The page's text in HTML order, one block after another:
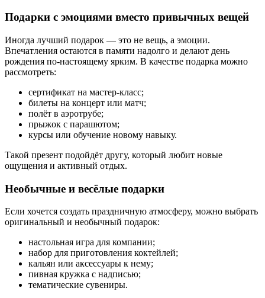
Подарки с эмоциями вместо привычных вещей
Иногда лучший подарок — это не вещь, а эмоции.
Впечатления остаются в памяти надолго и делают день
рождения по-настоящему ярким. В качестве подарка можно
рассмотреть:
сертификат на мастер-класс;
билеты на концерт или матч;
полёт в аэротрубе;
прыжок с парашютом;
курсы или обучение новому навыку.
Такой презент подойдёт другу, который любит новые
ощущения и активный отдых.
Необычные и весёлые подарки
Если хочется создать праздничную атмосферу, можно выбрать
оригинальный и необычный подарок:
настольная игра для компании;
набор для приготовления коктейлей;
кальян или аксессуары к нему;
пивная кружка с надписью;
тематические сувениры.